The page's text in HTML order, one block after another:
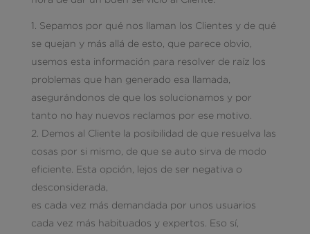
Sepamos por qué nos llaman los Clientes y de qué
se quejan y más allá de esto, que parece obvio,
usemos esta información para resolver de raíz los
problemas que han generado esa llamada,
asegurándonos de que los solucionamos y por
tanto no hay nuevos reclamos por ese motivo.
Demos al Cliente la posibilidad de que resuelva las
cosas por si mismo, de que se auto sirva de modo
eficiente. Esta opción, lejos de ser negativa o
desconsiderada,
es cada vez más demandada por unos usuarios
cada vez más habituados y expertos. Eso sí,